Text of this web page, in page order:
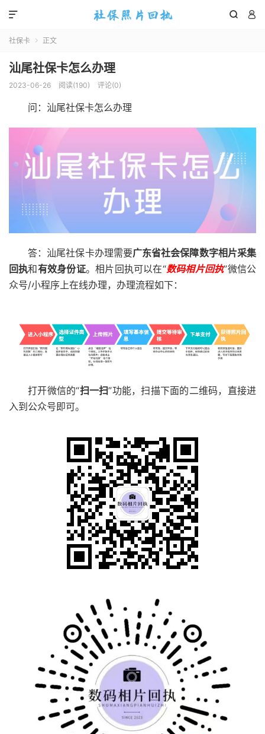
 

社保卡  正文
汕尾社保卡怎么办理
2023-06-26 阅读(190) 评论(0)
问：汕尾社保卡怎么办理
答：汕尾社保卡办理需要广东省社会保障数字相片采集
回执和有效身份证。相片回执可以在“数码相片回执”微信公
众号/小程序上在线办理，办理流程如下：
打开微信的“扫一扫”功能，扫描下面的二维码，直接进
入到公众号即可。